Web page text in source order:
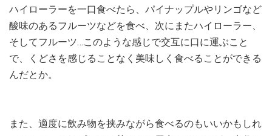
ハイローラーを一口食べたら、パイナップルやリンゴなど
酸味のあるフルーツなどを食べ、次にまたハイローラー、
そしてフルーツ…このような感じで交互に口に運ぶこと
で、くどさを感じることなく美味しく食べることができる
んだとか。
また、適度に飲み物を挟みながら食べるのもいいかもしれ